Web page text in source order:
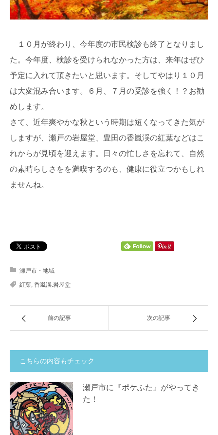
１０月が終わり、今年度の市民検診も終了となりまし
た。今年度、検診を受けられなかった方は、来年はぜひ
予定に入れて頂きたいと思います。そしてやはり１０月
は大変混み合います。６月、７月の受診を強く！？お勧
めします。
さて、近年爽やかな秋という時期は短くなってきた気が
しますが、瀬戸の岩屋堂、豊田の香嵐渓の紅葉などはこ
れからが見頃を迎えます。日々の忙しさを忘れて、自然
の素晴らしさをを満喫するのも、健康に役立つかもしれ
ませんね。
瀬戸市・地域
紅葉 香嵐渓.岩屋堂
前の記事 次の記事
こちらの内容もチェック
瀬戸市に『ポケふた』がやってき
た！